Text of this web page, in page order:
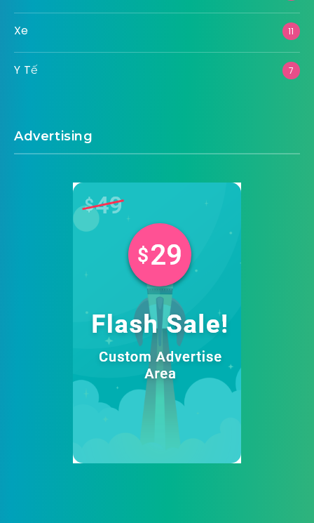
Xe 11
Y Tế 7
Advertising